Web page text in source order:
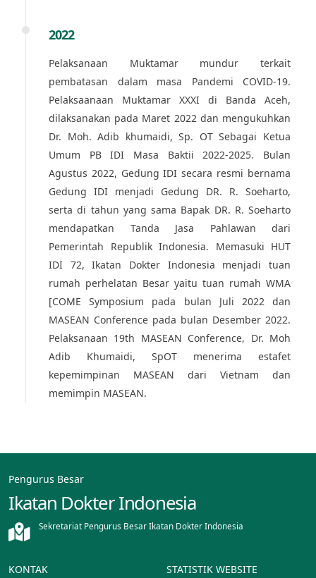
2022
Pelaksanaan Muktamar mundur terkait
pembatasan dalam masa Pandemi COVID-19.
Pelaksaanaan Muktamar XXXI di Banda Aceh,
dilaksanakan pada Maret 2022 dan mengukuhkan
Dr. Moh. Adib khumaidi, Sp. OT Sebagai Ketua
Umum PB IDI Masa Baktii 2022-2025. Bulan
Agustus 2022, Gedung IDI secara resmi bernama
Gedung IDI menjadi Gedung DR. R. Soeharto,
serta di tahun yang sama Bapak DR. R. Soeharto
mendapatkan Tanda Jasa Pahlawan dari
Pemerintah Republik Indonesia. Memasuki HUT
IDI 72, Ikatan Dokter Indonesia menjadi tuan
rumah perhelatan Besar yaitu tuan rumah WMA
[COME Symposium pada bulan Juli 2022 dan
MASEAN Conference pada bulan Desember 2022.
Pelaksanaan 19th MASEAN Conference, Dr. Moh
Adib Khumaidi, SpOT menerima estafet
kepemimpinan MASEAN dari Vietnam dan
memimpin MASEAN.
Pengurus Besar
Ikatan Dokter Indonesia
Sekretariat Pengurus Besar Ikatan Dokter Indonesia
KONTAK STATISTIK WEBSITE